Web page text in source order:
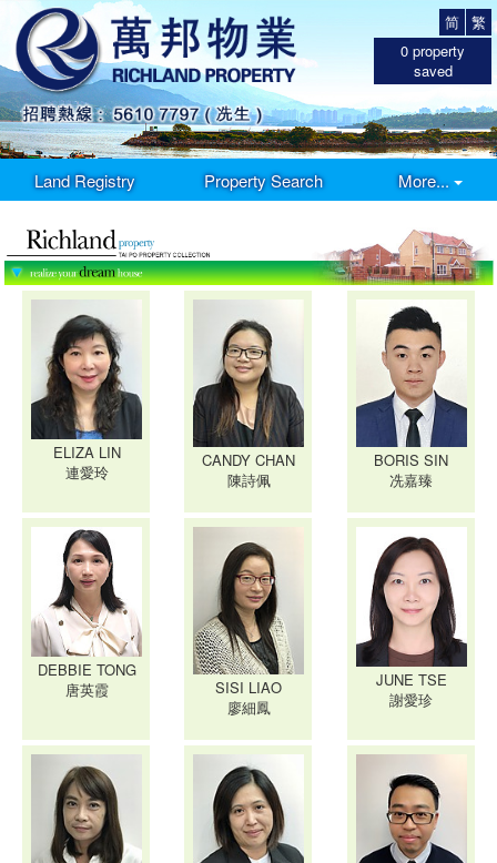
繁
简
0 property
saved
Land Registry Property Search More...
ELIZA LIN
連愛玲
CANDY CHAN
陳詩佩
BORIS SIN
冼嘉臻
DEBBIE TONG
唐英霞
SISI LIAO
廖細鳳
JUNE TSE
謝愛珍